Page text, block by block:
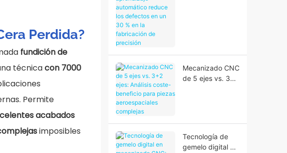
Perdida?
fundición de
técnicacon 7000
Permite
acabados
imposibles
fabricación de
precisión
Mecanizado CNC
de 5 ejes vs. 3+2
Tecnología de
gemelo digital en